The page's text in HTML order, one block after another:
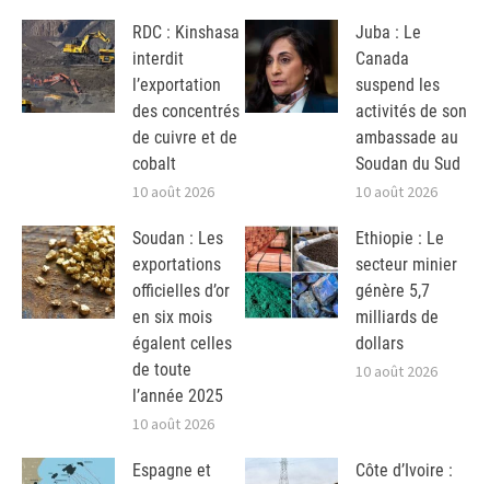
RDC : Kinshasa
interdit
l’exportation
des concentrés
de cuivre et de
cobalt
10 août 2026
Juba : Le
Canada
suspend les
activités de son
ambassade au
Soudan du Sud
10 août 2026
Soudan : Les
exportations
officielles d’or
en six mois
égalent celles
de toute
l’année 2025
10 août 2026
Ethiopie : Le
secteur minier
génère 5,7
milliards de
dollars
10 août 2026
Espagne et
Côte d’Ivoire :